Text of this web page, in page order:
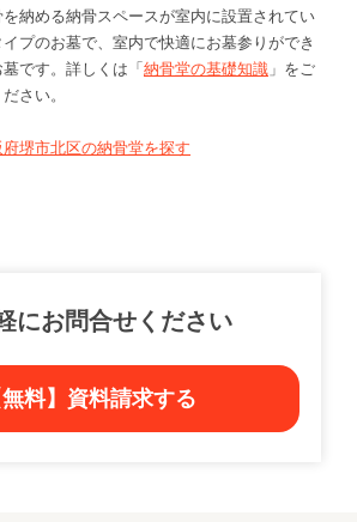
を納める納骨スペースが室内に設置されてい
イプのお墓で、室内で快適にお墓参りができ
墓です。詳しくは「納骨堂の基礎知識 」をご
さい。
府堺市北区の納骨堂を探す
にお問合せください
無料】資料請求する